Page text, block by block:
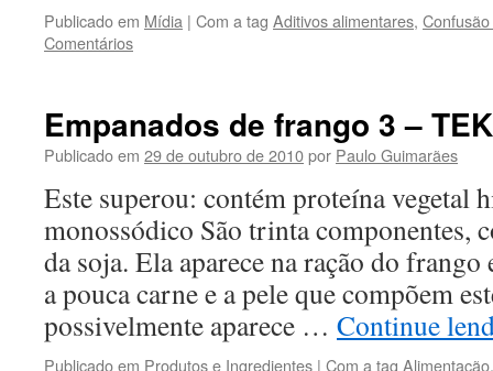
Publicado em Mídia | Com a tag Aditivos alimentares,
Comentários
Empanados de frango 3 –
Publicado em 29 de outubro de 2010por Paulo Guimarães
Este superou: contém proteína vegetal
monossódico São trinta componentes,
da soja. Ela aparece na ração do
a pouca carne e a pele que compõem
possivelmente aparece … Continue
Publicado em Produtos e Ingredientes | Com a tag Alimentação